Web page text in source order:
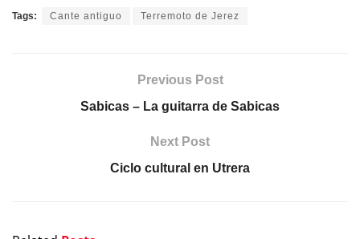
Tags: Cante antiguo Terremoto de Jerez
Previous Post
Sabicas – La guitarra de Sabicas
Next Post
Ciclo cultural en Utrera